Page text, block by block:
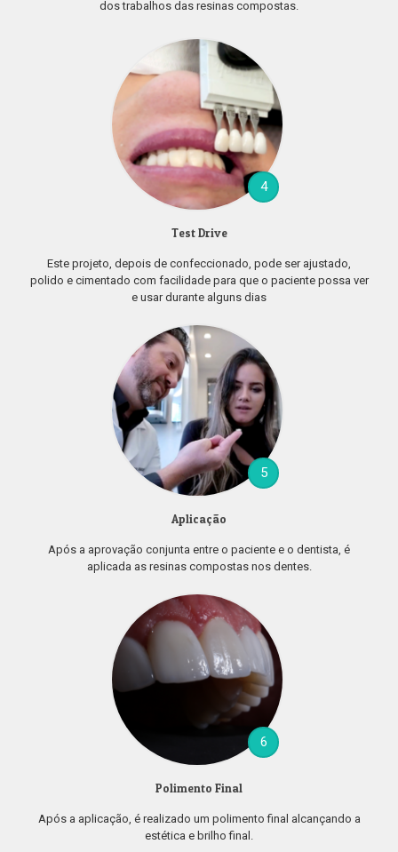
dos trabalhos das resinas compostas.
4
Test Drive
Este projeto, depois de confeccionado, pode ser ajustado,
polido e cimentado com facilidade para que o paciente possa ver
e usar durante alguns dias
5
Aplicação
Após a aprovação conjunta entre o paciente e o dentista, é
aplicada as resinas compostas nos dentes.
6
Polimento Final
Após a aplicação, é realizado um polimento final alcançando a
estética e brilho final.